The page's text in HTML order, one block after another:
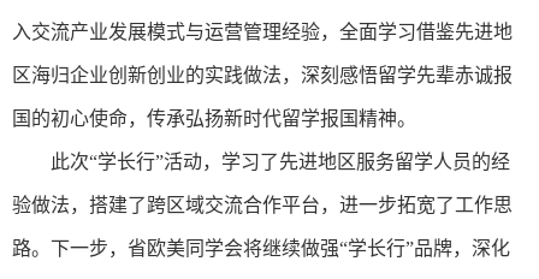
入交流产业发展模式与运营管理经验，全面学习借鉴先进地
区海归企业创新创业的实践做法，深刻感悟留学先辈赤诚报
国的初心使命，传承弘扬新时代留学报国精神。
此次“学长行”活动，学习了先进地区服务留学人员的经
验做法，搭建了跨区域交流合作平台，进一步拓宽了工作思
路。下一步，省欧美同学会将继续做强“学长行”品牌，深化